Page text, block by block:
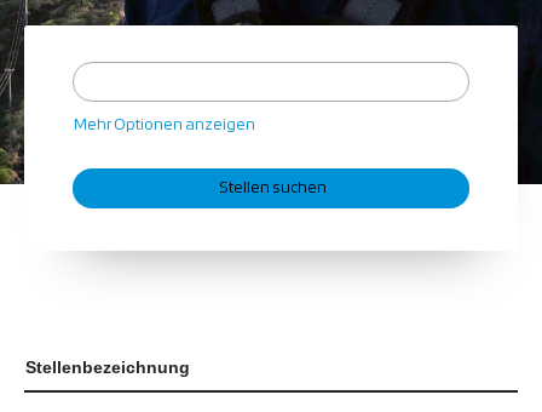
Mehr Optionen anzeigen
Stellenbezeichnung